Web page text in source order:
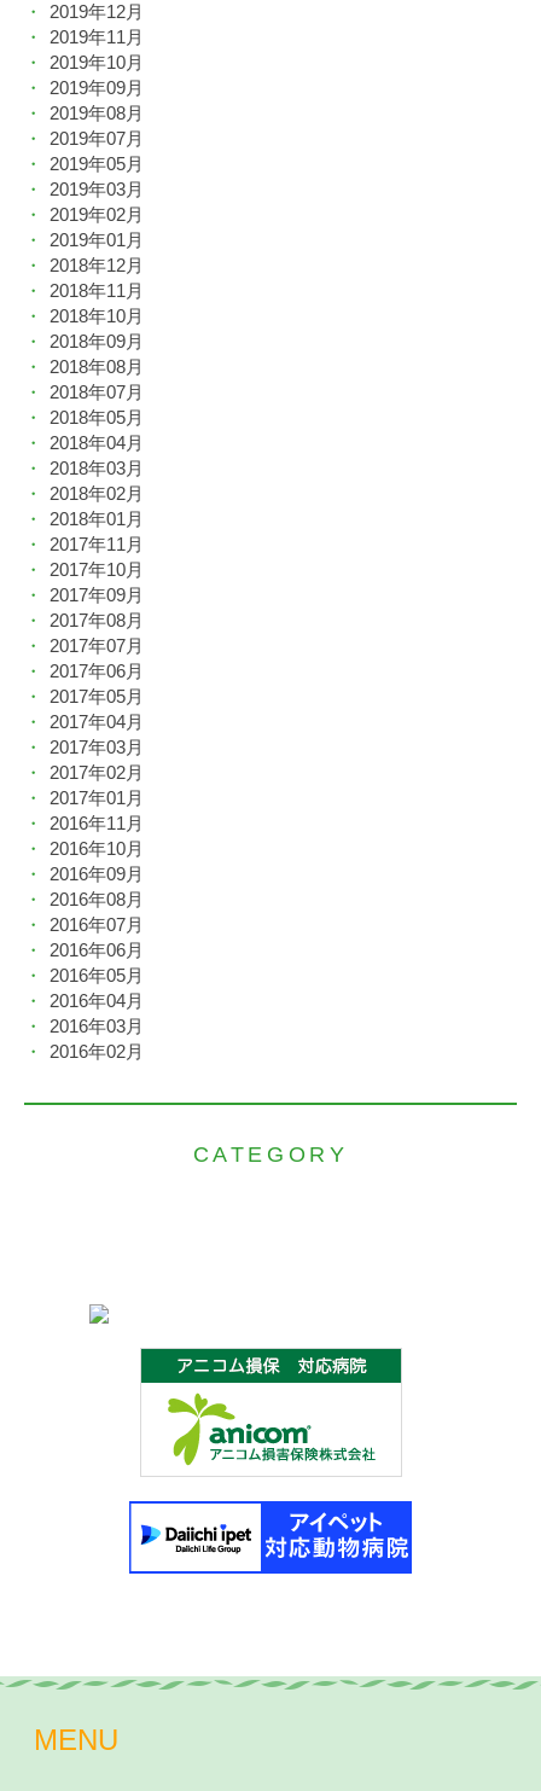
2019年12月
2019年11月
2019年10月
2019年09月
2019年08月
2019年07月
2019年05月
2019年03月
2019年02月
2019年01月
2018年12月
2018年11月
2018年10月
2018年09月
2018年08月
2018年07月
2018年05月
2018年04月
2018年03月
2018年02月
2018年01月
2017年11月
2017年10月
2017年09月
2017年08月
2017年07月
2017年06月
2017年05月
2017年04月
2017年03月
2017年02月
2017年01月
2016年11月
2016年10月
2016年09月
2016年08月
2016年07月
2016年06月
2016年05月
2016年04月
2016年03月
2016年02月
CATEGORY
MENU